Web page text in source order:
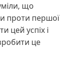
що
проти першої
цей успіх і
це